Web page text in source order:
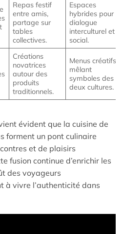
Repas festif
entre amis,
partage sur
tables
collectives.
Espaces
hybrides pour
dialogue
interculturel et
social.
Créations
novatrices
autour des
produits
traditionnels.
Menus créatifs
mêlant
symboles des
deux cultures.
évident que la cuisine de
forment un pont culinaire
et de plaisirs
fusion continue d’enrichir les
des voyageurs
à vivre l’authenticité dans